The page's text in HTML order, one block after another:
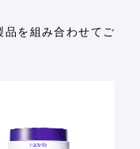
品を組み合わせてご